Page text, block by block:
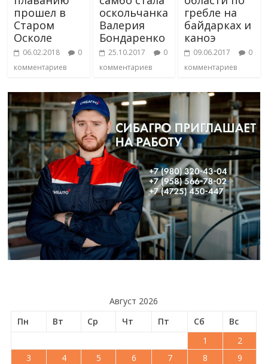
прошел в
Старом
Осколе
06.02.2018
0
комментариев
оскольчанка
Валерия
Бондаренко
25.10.2017
0
комментариев
гребле на
байдарках и
каноэ
09.06.2017
0
комментариев
Август 2026
Пн
Вт Ср Чт Пт Сб
Вс
1
2
3
4 5 6 7 8
9